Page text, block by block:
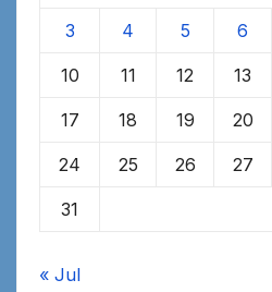
3 4 5 6
10 11 12 13
17 18 19 20
24 25 26 27
31
« Jul